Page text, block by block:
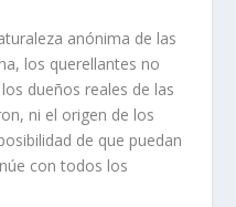
anónima de las
los querellantes no
dueños reales de las
ni el origen de los
de que puedan
con todos los